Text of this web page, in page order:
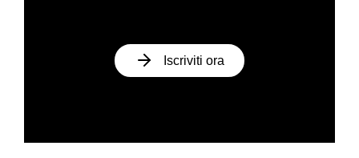
Iscriviti ora